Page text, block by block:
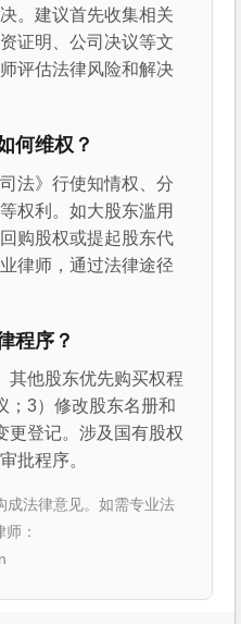
。建议首先收集相关
证明、公司决议等文
评估法律风险和解决
何维权？
法》行使知情权、分
权利。如大股东滥用
购股权或提起股东代
律师，通过法律途径
程序？
其他股东优先购买权程
；3）修改股东名册和
更登记。涉及国有股权
批程序。
成法律意见。如需专业法
：